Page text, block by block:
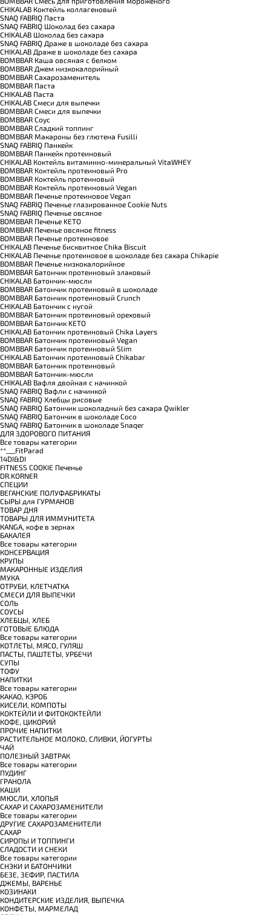
CHIKALAB Коктейль коллагеновый
SNAQ FABRIQ Паста
SNAQ FABRIQ Шоколад без сахара
CHIKALAB Шоколад без сахара
SNAQ FABRIQ Драже в шоколаде без сахара
CHIKALAB Драже в шоколаде без сахара
BOMBBAR Каша овсяная с белком
BOMBBAR Джем низкокалорийный
BOMBBAR Сахарозаменитель
BOMBBAR Паста
CHIKALAB Паста
CHIKALAB Смеси для выпечки
BOMBBAR Смеси для выпечки
BOMBBAR Соус
BOMBBAR Сладкий топпинг
BOMBBAR Макароны без глютена Fusilli
SNAQ FABRIQ Панкейк
BOMBBAR Панкейк протеиновый
CHIKALAB Коктейль витаминно-минеральный VitaWHEY
BOMBBAR Коктейль протеиновый Pro
BOMBBAR Коктейль протеиновый
BOMBBAR Коктейль протеиновый Vegan
BOMBBAR Печенье протеиновое Vegan
SNAQ FABRIQ Печенье глазированное Cookie Nuts
SNAQ FABRIQ Печенье овсяное
BOMBBAR Печенье KETO
BOMBBAR Печенье овсяное fitness
BOMBBAR Печенье протеиновое
CHIKALAB Печенье бисквитное Chika Biscuit
CHIKALAB Печенье протеиновое в шоколаде без сахара Chikapie
BOMBBAR Печенье низкокалорийное
BOMBBAR Батончик протеиновый злаковый
CHIKALAB Батончик-мюсли
BOMBBAR Батончик протеиновый в шоколаде
BOMBBAR Батончик протеиновый Crunch
CHIKALAB Батончик с нугой
BOMBBAR Батончик протеиновый ореховый
BOMBBAR Батончик KETO
CHIKALAB Батончик протеиновый Chika Layers
BOMBBAR Батончик протеиновый Vegan
BOMBBAR Батончик протеиновый Slim
CHIKALAB Батончик протеиновый Chikabar
BOMBBAR Батончик протеиновый
BOMBBAR Батончик-мюсли
CHIKALAB Вафля двойная с начинкой
SNAQ FABRIQ Вафли с начинкой
SNAQ FABRIQ Хлебцы рисовые
SNAQ FABRIQ Батончик шоколадный без сахара Qwikler
SNAQ FABRIQ Батончик в шоколаде Coco
SNAQ FABRIQ Батончик в шоколаде Snaqer
ДЛЯ ЗДОРОВОГО ПИТАНИЯ
Все товары категории
**___FitParad
14DI&DI
FITNESS COOKIE Печенье
DR.KORNER
СПЕЦИИ
ВЕГАНСКИЕ ПОЛУФАБРИКАТЫ
СЫРЫ для ГУРМАНОВ
TОВАР ДНЯ
TОВАРЫ ДЛЯ ИММУНИТЕТА
КANGA, кофе в зернах
БАКАЛЕЯ
Все товары категории
КОНСЕРВАЦИЯ
КРУПЫ
МАКАРОННЫЕ ИЗДЕЛИЯ
МУКА
ОТРУБИ, КЛЕТЧАТКА
СМЕСИ ДЛЯ ВЫПЕЧКИ
СОЛЬ
СОУСЫ
ХЛЕБЦЫ, ХЛЕБ
ГОТОВЫЕ БЛЮДА
Все товары категории
КОТЛЕТЫ, МЯСО, ГУЛЯШ
ПАСТЫ, ПАШТЕТЫ, УРБЕЧИ
СУПЫ
ТОФУ
НАПИТКИ
Все товары категории
КАКАО, КЭРОБ
КИСЕЛИ, КОМПОТЫ
КОКТЕЙЛИ И ФИТОКОКТЕЙЛИ
КОФЕ, ЦИКОРИЙ
ПРОЧИЕ НАПИТКИ
РАСТИТЕЛЬНОЕ МОЛОКО, СЛИВКИ, ЙОГУРТЫ
ЧАЙ
ПОЛЕЗНЫЙ ЗАВТРАК
Все товары категории
ПУДИНГ
ГРАНОЛА
КАШИ
МЮСЛИ, ХЛОПЬЯ
САХАР И САХАРОЗАМЕНИТЕЛИ
Все товары категории
ДРУГИЕ САХАРОЗАМЕНИТЕЛИ
САХАР
СИРОПЫ И ТОППИНГИ
СЛАДОСТИ И СНЕКИ
Все товары категории
СНЭКИ И БАТОНЧИКИ
БЕЗЕ, ЗЕФИР, ПАСТИЛА
ДЖЕМЫ, ВАРЕНЬЕ
КОЗИНАКИ
КОНДИТЕРСКИЕ ИЗДЕЛИЯ, ВЫПЕЧКА
КОНФЕТЫ, МАРМЕЛАД